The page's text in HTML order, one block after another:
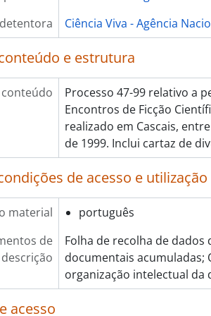
[Pasta/Processo] GNSI -
[Pasta/Processo] Exposição -
[Pasta/Processo] Experimenta 99,
[Pasta/Processo] Curso de Verão
[Pasta/Processo] ASTEC -
[Pasta/Processo] Projeto: Uma
[Pasta/Processo] Exposição -
[Pasta/Processo] 250 anos da
[Pasta/Processo] Exposição itinerante
[Pasta/Processo] 3rd International
[Pasta/Processo] XIII Feira
[Pasta/Processo] V Olimpíadas do
[Pasta/Processo] Exposição Leonardo Da
[Pasta/Processo] Exposição
[Pasta/Processo] Festa da Alegria -
[Pasta/Processo] Encontro
[Pasta/Processo] Divulgação da
[Pasta/Processo] Exposição
Ciência Viva - Agência
e estrutura
Processo 47-99 relativo a
Encontros de Ficção
realizado em Cascais,
de 1999. Inclui cartaz de
de acesso e utilização
material
português
de
descrição
Folha de recolha de dados
documentais acumuladas;
organização intelectual da
acesso